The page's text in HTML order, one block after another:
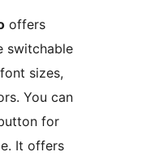
offers
switchable
sizes,
You can
for
It offers